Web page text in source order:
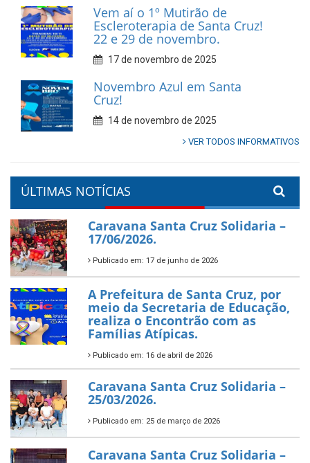
Vem aí o 1º Mutirão de
Escleroterapia de Santa Cruz!
22 e 29 de novembro.
17 de novembro de 2025
Novembro Azul em Santa
Cruz!
14 de novembro de 2025
VER TODOS INFORMATIVOS
ÚLTIMAS NOTÍCIAS
Caravana Santa Cruz Solidaria –
17/06/2026.
Publicado em: 17 de junho de 2026
A Prefeitura de Santa Cruz, por
meio da Secretaria de Educação,
realiza o Encontrão com as
Famílias Atípicas.
Publicado em: 16 de abril de 2026
Caravana Santa Cruz Solidaria –
25/03/2026.
Publicado em: 25 de março de 2026
Caravana Santa Cruz Solidaria –